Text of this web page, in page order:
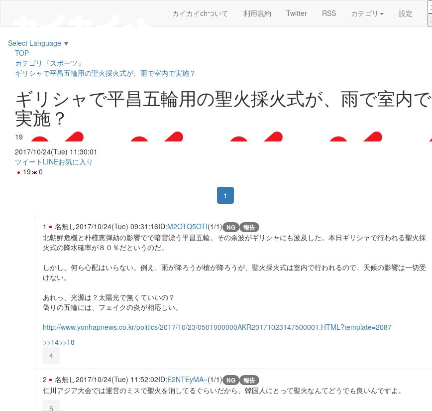
カイカイchついて 利用規約 Twitter RSS カテゴリ 設定
Select Language ▼
TOP
カテゴリ『スポーツ』
ギリシャで平昌五輪用の聖火採火式が、雨で室内で実施？
ギリシャで平昌五輪用の聖火採火式が、雨で室内で
実施？
19
2017/10/24(Tue) 11:30:01
ツイート LINEお気に入り
19
0
1
1 名無し2017/10/24(Tue) 09:31:16ID:M2OTQ5OTI(1/1) NG 報告
北朝鮮危機と朴槿恵弾劾の影響でで暗雲漂う平昌五輪。その余波がギリシャにも波及した。本日ギリシャで行われる聖火採
火式の降水確率が８０％だというのだ。
しかし、何ら心配はいらない。例え、雨が降ろうが槍が降ろうが、聖火採火式は室内で行われるので、天候の影響は一切受
けない。
あれっ、光源は？太陽光で無くていいの？
偽りの五輪には、フェイクの炎が相応しい。
http://www.yonhapnews.co.kr/politics/2017/10/23/0501000000AKR20171023147500001.HTML?template=2087
>>14>>18
4
2 名無し2017/10/24(Tue) 11:52:02ID:E2NTEyMA=(1/1) NG 報告
仁川アジア大会では運営のミスで聖火を消してるぐらいだから、韓国人にとって聖火なんてどうでも良いんですよ。
5